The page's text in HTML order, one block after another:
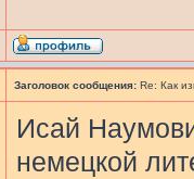
Заголовок сообщения: Re: Как
Исай
немецкой